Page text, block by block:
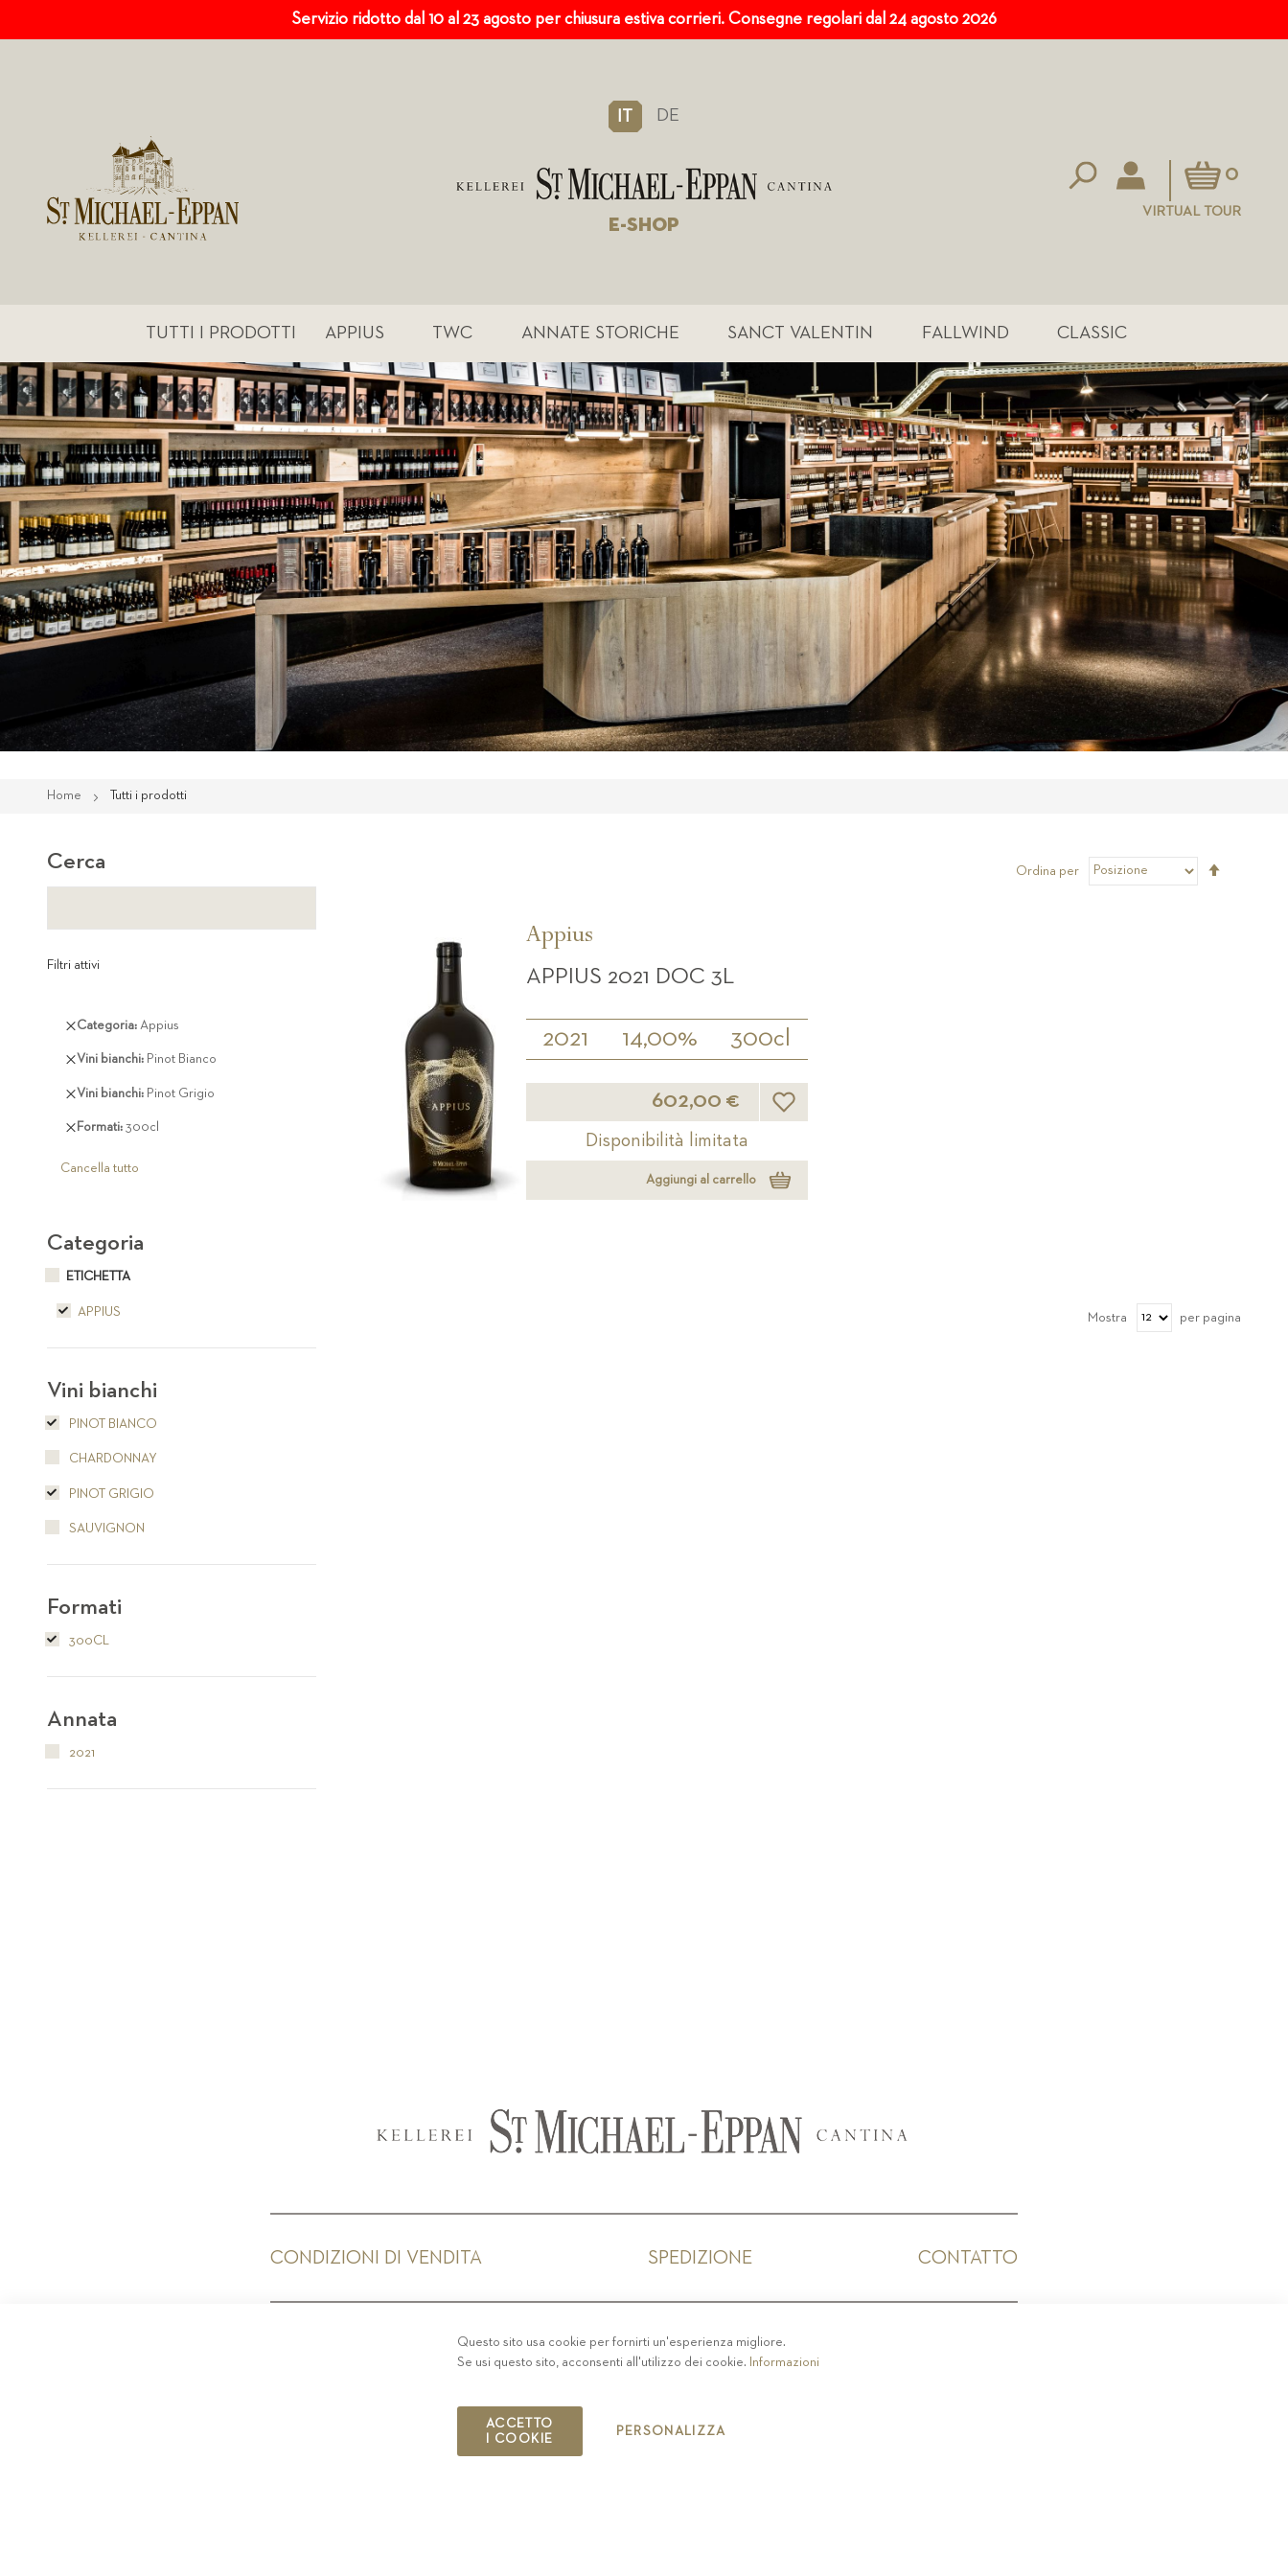
Servizio ridotto dal 10 al 23 agosto per chiusura estiva corrieri. Consegne regolari dal 24 agosto 2026
IT DE
E-SHOP
Carrello0
VIRTUAL TOUR
TUTTI I PRODOTTI APPIUS TWC ANNATE STORICHE SANCT VALENTIN FALLWIND CLASSIC
Home Tutti i prodotti
Ordina per
Appius
APPIUS 2021 DOC 3L
2021 14,00% 300cl
602,00 €
Disponibilità limitata
Aggiungi al carrello
Mostra per pagina
Cerca
Filtri attivi
Categoria Appius
Rimuovi
articolo
Vini bianchi Pinot Bianco
Rimuovi
articolo
Vini bianchi Pinot Grigio
Rimuovi
articolo
Formati 300cl
Rimuovi
articolo
Cancella tutto
Categoria
ETICHETTA
APPIUS
Vini bianchi
PINOT BIANCO
CHARDONNAY
PINOT GRIGIO
SAUVIGNON
Formati
300CL
Annata
2021
CONDIZIONI DI VENDITA SPEDIZIONE CONTATTO
PRIVACY -COLOPHON -COOKIE POLICY-CODICE ETICO
COPYRIGHT 2019 ST.MICHAEL - EPPAN
Questo sito usa cookie per fornirti un'esperienza migliore.
Se usi questo sito, acconsenti all'utilizzo dei cookie. Informazioni
ACCETTO
I COOKIE
PERSONALIZZA